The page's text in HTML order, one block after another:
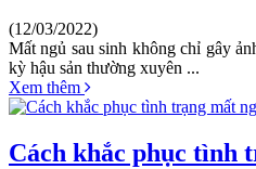
(12/03/2022)
Mất ngủ sau sinh không chỉ gây
kỳ hậu sản thường xuyên ...
Xem thêm
Cách khắc phục tình